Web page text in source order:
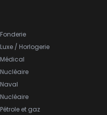
Fonderie
Luxe / Horlogerie
Médical
Nucléaire
Naval
Nucléaire
Pétrole et gaz